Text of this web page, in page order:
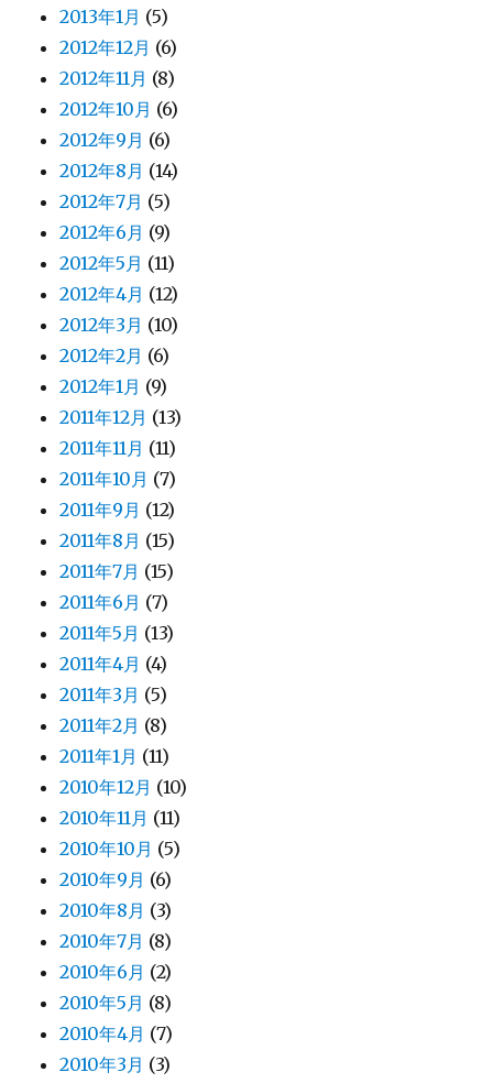
2013年1月 (5)
2012年12月 (6)
2012年11月 (8)
2012年10月 (6)
2012年9月 (6)
2012年8月 (14)
2012年7月 (5)
2012年6月 (9)
2012年5月 (11)
2012年4月 (12)
2012年3月 (10)
2012年2月 (6)
2012年1月 (9)
2011年12月 (13)
2011年11月 (11)
2011年10月 (7)
2011年9月 (12)
2011年8月 (15)
2011年7月 (15)
2011年6月 (7)
2011年5月 (13)
2011年4月 (4)
2011年3月 (5)
2011年2月 (8)
2011年1月 (11)
2010年12月 (10)
2010年11月 (11)
2010年10月 (5)
2010年9月 (6)
2010年8月 (3)
2010年7月 (8)
2010年6月 (2)
2010年5月 (8)
2010年4月 (7)
2010年3月 (3)